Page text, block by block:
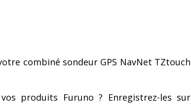
combiné sondeur GPS NavNet TZtouch
produits Furuno ? Enregistrez-les sur